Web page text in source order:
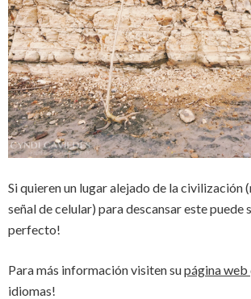
Si quieren un lugar alejado de la civilización
señal de celular) para descansar este puede
perfecto!
Para más información visiten supágina web
idiomas!